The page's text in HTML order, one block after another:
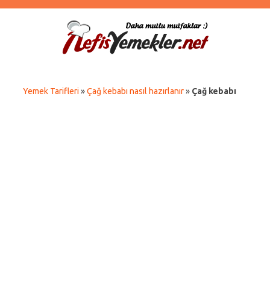
Yemek Tarifleri »Çağ kebabı nasıl hazırlanır» Çağ kebabı